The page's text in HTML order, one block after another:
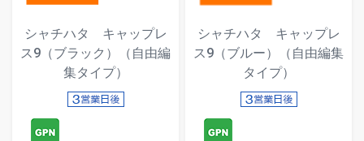
シャチハタ キャップレ
ス9（ブラック）（自由編
集タイプ）
シャチハタ キャップレ
ス9（ブルー）（自由編集
タイプ）